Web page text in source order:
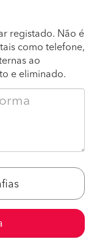
registado. Não é
como telefone,
ao
e eliminado.